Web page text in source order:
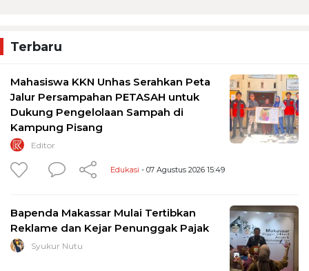
Terbaru
Mahasiswa KKN Unhas Serahkan Peta
Jalur Persampahan PETASAH untuk
Dukung Pengelolaan Sampah di
Kampung Pisang
Editor
Edukasi - 07 Agustus 2026 15:49
Bapenda Makassar Mulai Tertibkan
Reklame dan Kejar Penunggak Pajak
Syukur Nutu